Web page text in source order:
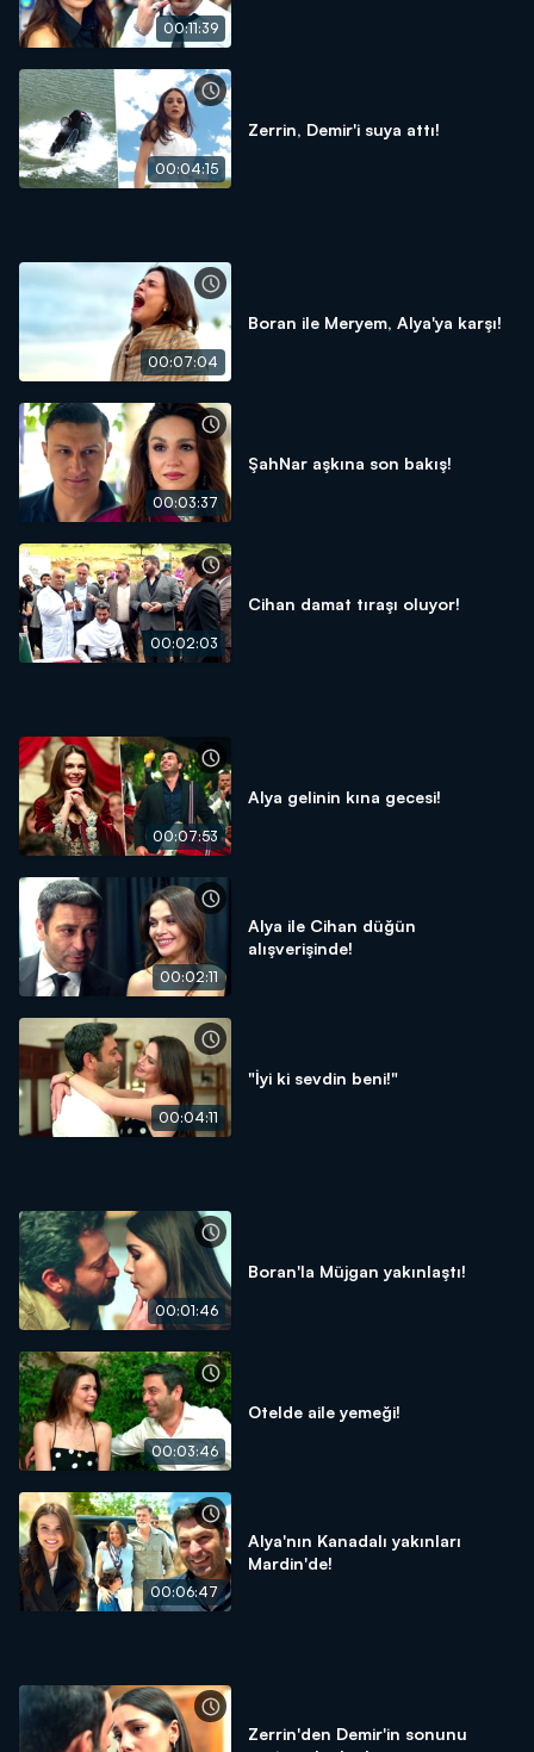
00:11:39
00:04:15
Zerrin, Demir'i suya attı!
00:07:04
Boran ile Meryem, Alya'ya karşı!
00:03:37
ŞahNar aşkına son bakış!
00:02:03
Cihan damat tıraşı oluyor!
00:07:53
Alya gelinin kına gecesi!
00:02:11
Alya ile Cihan düğün
alışverişinde!
00:04:11
"İyi ki sevdin beni!"
00:01:46
Boran'la Müjgan yakınlaştı!
00:03:46
Otelde aile yemeği!
00:06:47
Alya'nın Kanadalı yakınları
Mardin'de!
Zerrin'den Demir'in sonunu